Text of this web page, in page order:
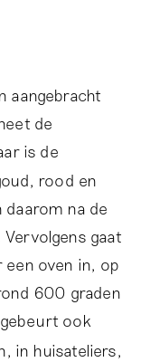
aangebracht
de
is de
rood en
daarom na de
gaat
een oven in, op
600 graden
ook
in huisateliers,